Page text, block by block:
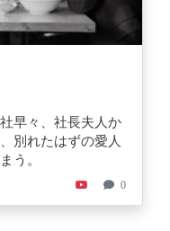
早々、社長夫人か
別れたはずの愛人
う。
0